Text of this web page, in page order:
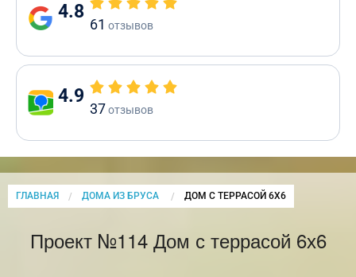
4.8
61 отзывов
4.9
37отзывов
ГЛАВНАЯ ДОМА ИЗ БРУСА CURRENT:
ДОМ С ТЕРРАСОЙ 6Х6
Проект №114 Дом с террасой 6х6